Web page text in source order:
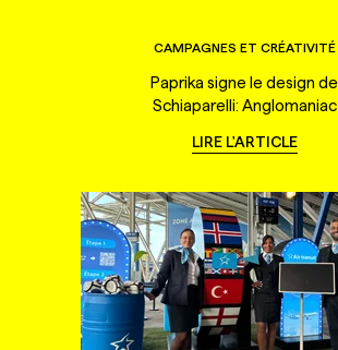
CAMPAGNES ET CRÉATIVITÉ
Paprika signe le design de
Schiaparelli: Anglomaniac
LIRE L'ARTICLE